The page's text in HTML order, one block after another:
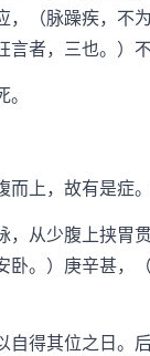
（脉躁疾，不
者，三也。）
上，故有是症。
从少腹上挟胃
。）庚辛甚，
得其位之日。